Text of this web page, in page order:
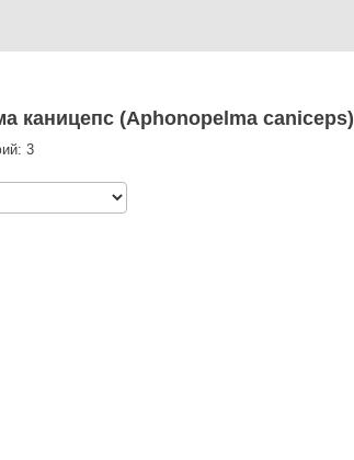
каницепс (Aphonopelma caniceps)
3